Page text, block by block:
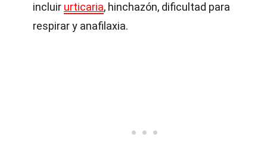
incluir urticaria, hinchazón, dificultad para
respirar y anafilaxia.